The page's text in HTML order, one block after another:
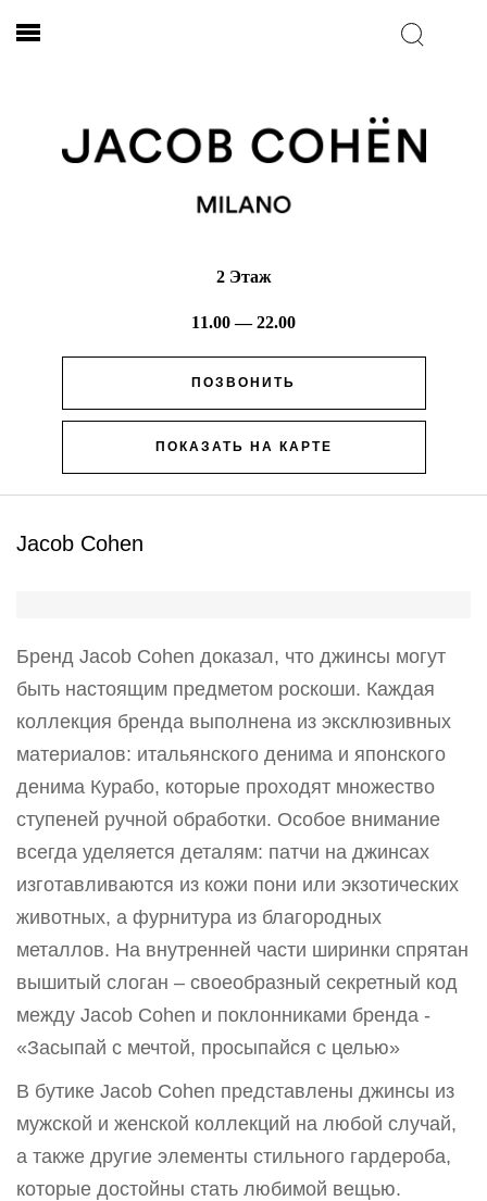
Jacob Cohen
Бренд Jacob Cohen доказал, что джинсы могут
быть настоящим предметом роскоши. Каждая
коллекция бренда выполнена из эксклюзивных
материалов: итальянского денима и японского
денима Курабо, которые проходят множество
ступеней ручной обработки. Особое внимание
всегда уделяется деталям: патчи на джинсах
изготавливаются из кожи пони или экзотических
животных, а фурнитура из благородных
металлов. На внутренней части ширинки спрятан
вышитый слоган – своеобразный секретный код
между Jacob Cohen и поклонниками бренда -
«Засыпай с мечтой, просыпайся с целью»
В бутике Jacob Cohen представлены джинсы из
мужской и женской коллекций на любой случай,
а также другие элементы стильного гардероба,
которые достойны стать любимой вещью.
2 Этаж
11.00 — 22.00
ПОЗВОНИТЬ
ПОКАЗАТЬ НА КАРТЕ